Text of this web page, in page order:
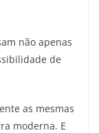
não apenas
de
as mesmas
moderna. E